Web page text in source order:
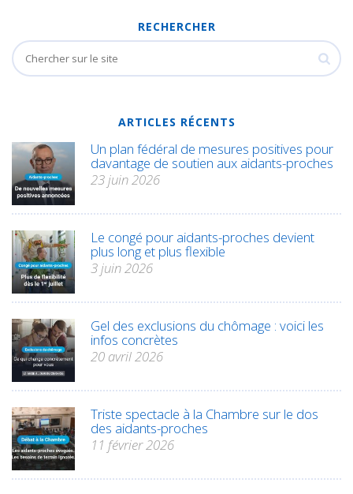
RECHERCHER
ARTICLES RÉCENTS
Un plan fédéral de mesures positives pour
davantage de soutien aux aidants-proches
23 juin 2026
Le congé pour aidants-proches devient
plus long et plus flexible
3 juin 2026
Gel des exclusions du chômage : voici les
infos concrètes
20 avril 2026
Triste spectacle à la Chambre sur le dos
des aidants-proches
11 février 2026